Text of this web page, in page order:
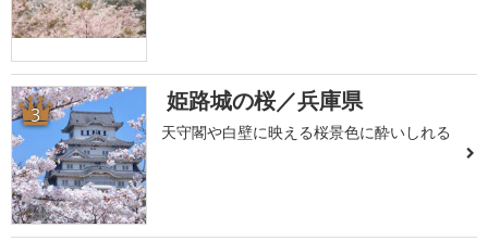
3 姫路城の桜／兵庫県
天守閣や白壁に映える桜景色に酔いしれる